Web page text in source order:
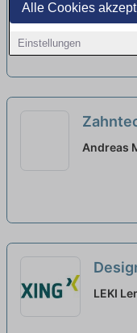
Alle Cookies
Einstellungen
Voll/
Andreas
(m/
LEKI